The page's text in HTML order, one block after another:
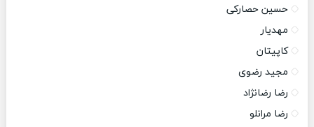
حسین حصارکی
مهدیار
کاپیتان
مجید رضوی
رضا رضانژاد
رضا مرانلو